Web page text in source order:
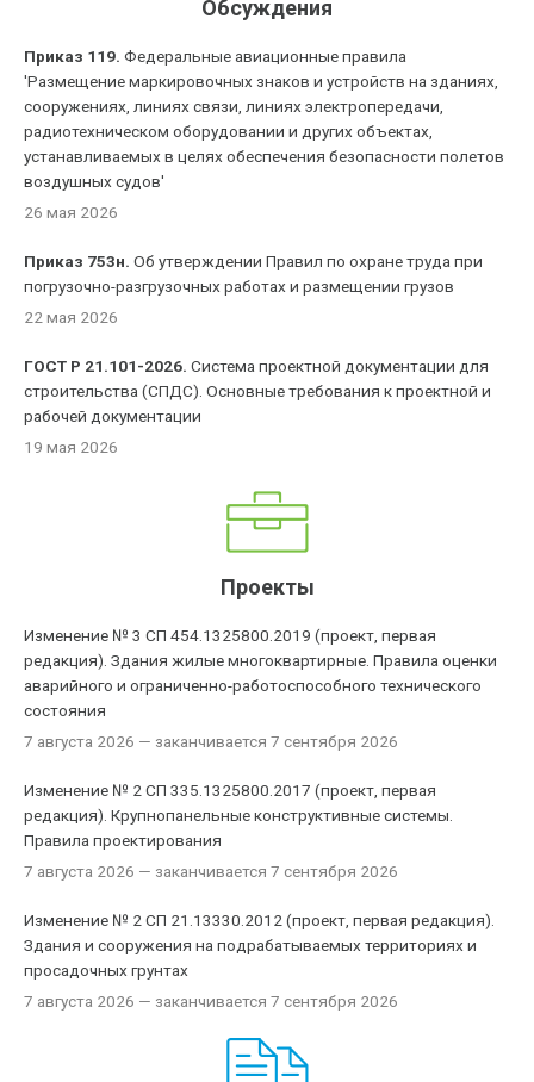
Обсуждения
Приказ 119. Федеральные авиационные правила
'Размещение маркировочных знаков и устройств на зданиях,
сооружениях, линиях связи, линиях электропередачи,
радиотехническом оборудовании и других объектах,
устанавливаемых в целях обеспечения безопасности полетов
воздушных судов'
26 мая 2026
Приказ 753н. Об утверждении Правил по охране труда при
погрузочно-разгрузочных работах и размещении грузов
22 мая 2026
ГОСТ Р 21.101-2026. Система проектной документации для
строительства (СПДС). Основные требования к проектной и
рабочей документации
19 мая 2026
Проекты
Изменение № 3 СП 454.1325800.2019 (проект, первая
редакция). Здания жилые многоквартирные. Правила оценки
аварийного и ограниченно-работоспособного технического
состояния
7 августа 2026 — заканчивается 7 сентября 2026
Изменение № 2 СП 335.1325800.2017 (проект, первая
редакция). Крупнопанельные конструктивные системы.
Правила проектирования
7 августа 2026 — заканчивается 7 сентября 2026
Изменение № 2 СП 21.13330.2012 (проект, первая редакция).
Здания и сооружения на подрабатываемых территориях и
просадочных грунтах
7 августа 2026 — заканчивается 7 сентября 2026